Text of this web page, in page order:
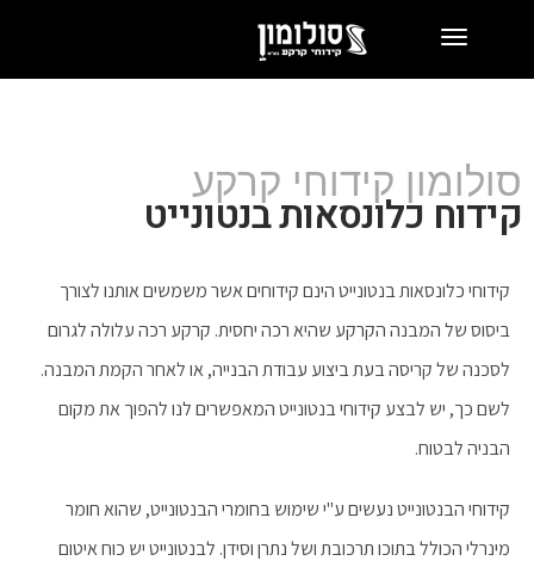
תפריט
סולומון קידוחי קרקע
קידוח כלונסאות בנטונייט
קידוחי כלונסאות בנטונייט הינם קידוחים אשר משמשים אותנו לצורך
ביסוס של המבנה הקרקע שהיא רכה יחסית. קרקע רכה עלולה לגרום
לסכנה של קריסה בעת ביצוע עבודת הבנייה, או לאחר הקמת המבנה.
לשם כך, יש לבצע קידוחי בנטונייט המאפשרים לנו להפוך את מקום
הבניה לבטוח.
קידוחי הבנטונייט נעשים ע"י שימוש בחומרי הבנטונייט, שהוא חומר
מינרלי הכולל בתוכו תרכובת ושל נתרן וסידן. לבנטונייט יש כוח איטום